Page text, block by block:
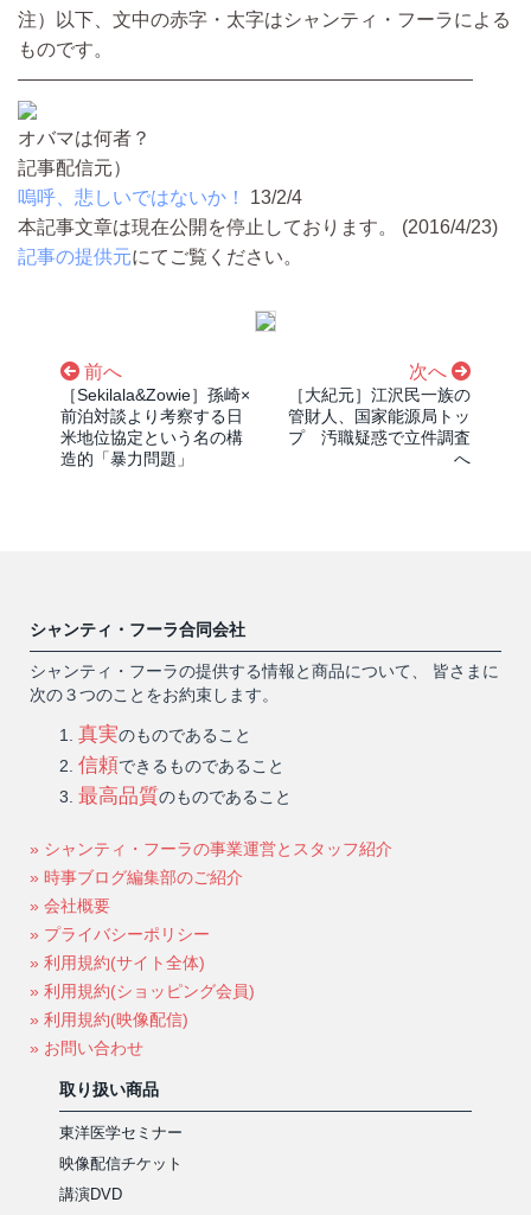
注）以下、文中の赤字・太字はシャンティ・フーラによる
ものです。
————————————————————————
オバマは何者？
記事配信元）
嗚呼、悲しいではないか！
13/2/4
本記事文章は現在公開を停止しております。 (2016/4/23)
記事の提供元にてご覧ください。
前へ
［Sekilala&Zowie］孫崎×
前泊対談より考察する日
米地位協定という名の構
造的「暴力問題」
次へ
［大紀元］江沢民一族の
管財人、国家能源局トッ
プ 汚職疑惑で立件調査
へ
シャンティ・フーラ合同会社
シャンティ・フーラの提供する情報と商品について、 皆さまに
次の３つのことをお約束します。
真実のものであること
信頼できるものであること
最高品質のものであること
» シャンティ・フーラの事業運営とスタッフ紹介
» 時事ブログ編集部のご紹介
» 会社概要
» プライバシーポリシー
» 利用規約(サイト全体)
» 利用規約(ショッピング会員)
» 利用規約(映像配信)
» お問い合わせ
取り扱い商品
東洋医学セミナー
映像配信チケット
講演DVD